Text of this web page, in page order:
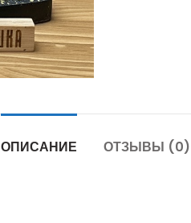
ОПИСАНИЕ ОТЗЫВЫ (0)